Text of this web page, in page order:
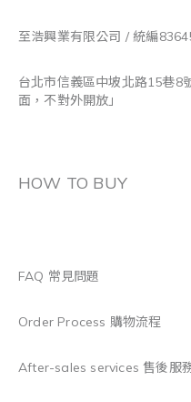
至浩興業有限公司 / 統編
台北市信義區中坡北路15巷8
面，不對外開放」
HOW TO BUY
FAQ 常見問題
Order Process 購物流程
After-sales services 售後服